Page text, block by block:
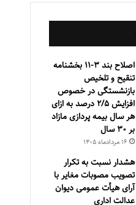
اصلاح بند ۳‏-۱۱ بخشنامه
تنقیح و تلخیص
بازنشستگی در خصوص
افزایش ۵‏‏‏‏‏‏‏‏‏/۲ درصد به ازای
هر سال بیمه پردازی مازاد
بر ۳۰‏ سال
۱۶ مرداد‌ماه ۱۴۰۵
هشدار نسبت به تکرار
تصویب مصوبات مغایر با
آرای هیأت عمومی دیوان
عدالت اداری